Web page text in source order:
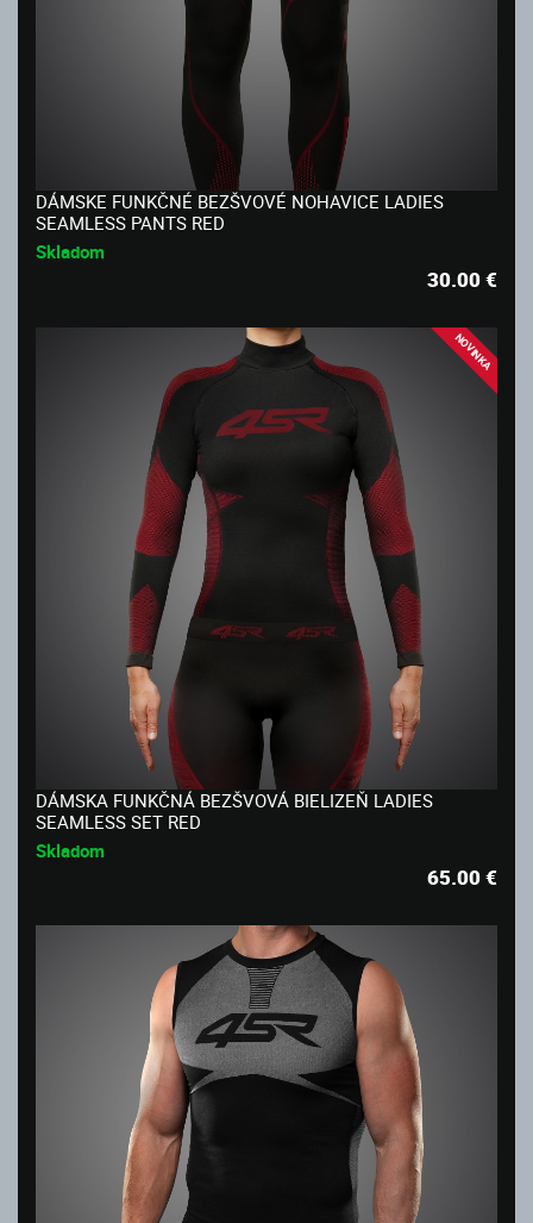
DÁMSKE FUNKČNÉ BEZŠVOVÉ NOHAVICE LADIES
SEAMLESS PANTS RED
Skladom
30.00€
NOVINKA
DÁMSKA FUNKČNÁ BEZŠVOVÁ BIELIZEŇ LADIES
SEAMLESS SET RED
Skladom
65.00€